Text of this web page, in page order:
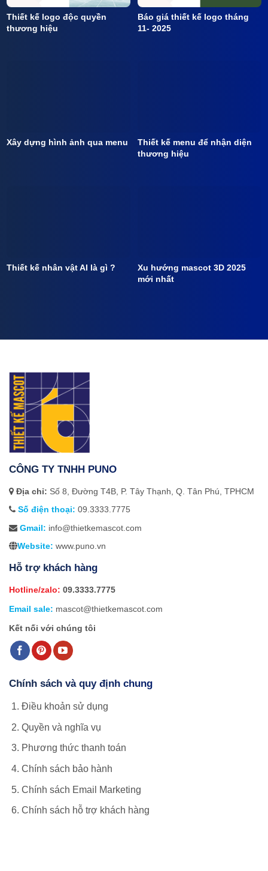
Thiết kế logo độc quyền
thương hiệu
Báo giá thiết kế logo tháng
11- 2025
Xây dựng hình ảnh qua menu
Thiết kế menu để nhận diện
thương hiệu
Thiết kế nhân vật AI là gì ?
Xu hướng mascot 3D 2025
mới nhất
CÔNG TY TNHH PUNO
Địa chỉ: Số 8, Đường T4B, P. Tây Thạnh, Q. Tân Phú, TPHCM
Số điện thoại: 09.3333.7775
Gmail: info@thietkemascot.com
Website: www.puno.vn
Hỗ trợ khách hàng
Hotline/zalo: 09.3333.7775
Email sale: mascot@thietkemascot.com
Kết nối với chúng tôi
Chính sách và quy định chung
Điều khoản sử dụng
Quyền và nghĩa vụ
Phương thức thanh toán
Chính sách bảo hành
Chính sách Email Marketing
Chính sách hỗ trợ khách hàng